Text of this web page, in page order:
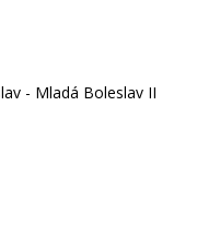
- Mladá Boleslav II